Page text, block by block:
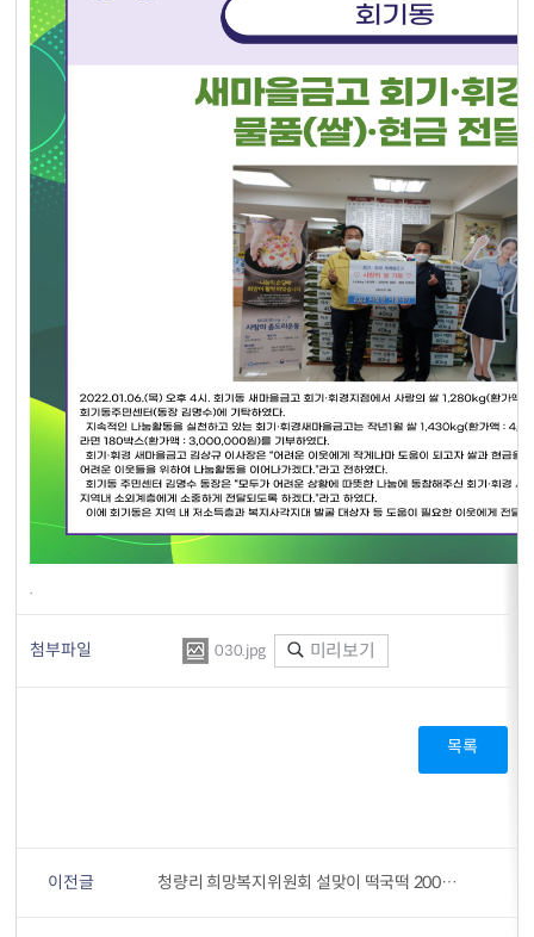
.
첨부파일 030.jpg 미리보기
목록
이전글 청량리 희망복지위원회 설맞이 떡국떡 200kg 지원 다들 잘 계시나요? 설이 더 외로운 사람들